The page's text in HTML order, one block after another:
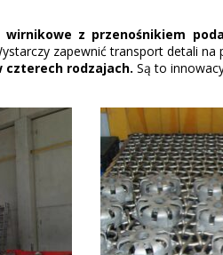
śrutowania granitu
P
wirnikowe z przenośnikiem
zapewnić transport detali
rodzajach. Są to